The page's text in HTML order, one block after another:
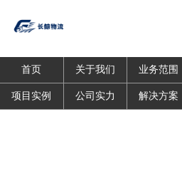
首页 关于我们 业务范围
项目实例 公司实力 解决方案